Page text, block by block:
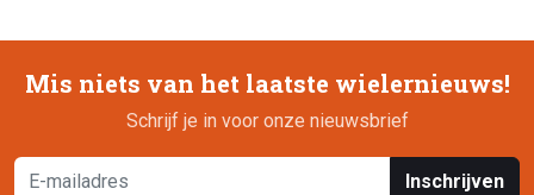
Mis niets van het laatste wielernieuws!
Schrijf je in voor onze nieuwsbrief
Inschrijven